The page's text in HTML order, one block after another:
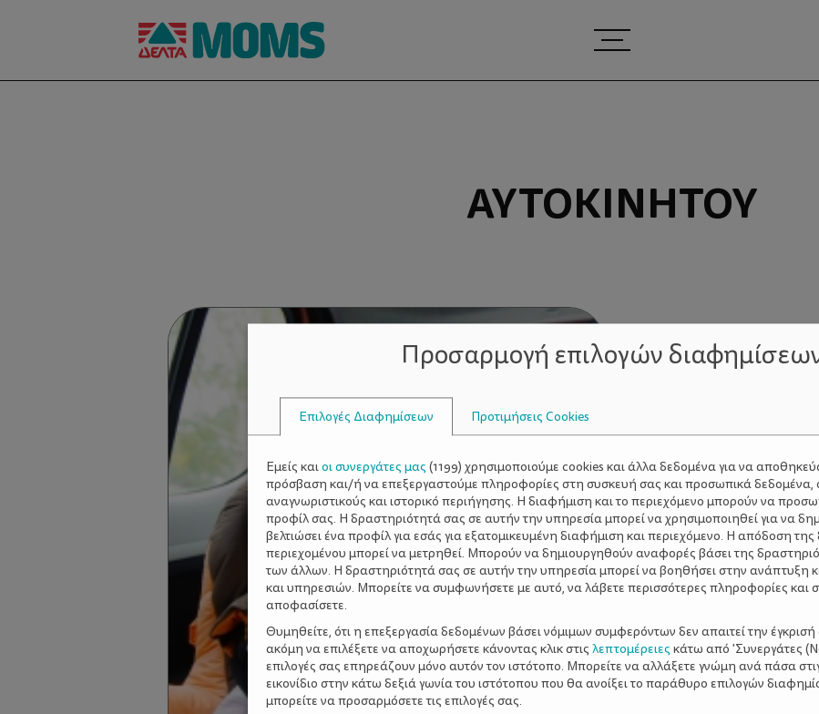
ΑΥΤΟΚΙΝΉΤΟΥ
Προσαρμογή επιλογών
Επιλογές Διαφημίσεων Προτιμήσεις Cookies
Εμείς καιοι συνεργάτες μας (1199) χρησιμοποιούμε cookies και άλλα δεδομένα για να
πρόσβαση και/ή να επεξεργαστούμε πληροφορίες στη συσκευή σας και προσωπικά δεδομένα,
αναγνωριστικούς και ιστορικό περιήγησης. Η διαφήμιση και το περιεχόμενο μπορούν να
προφίλ σας. Η δραστηριότητά σας σε αυτήν την υπηρεσία μπορεί να χρησιμοποιηθεί για να
βελτιώσει ένα προφίλ για εσάς για εξατομικευμένη διαφήμιση και περιεχόμενο. Η απόδοση
περιεχομένου μπορεί να μετρηθεί. Μπορούν να δημιουργηθούν αναφορές βάσει της
των άλλων. Η δραστηριότητά σας σε αυτήν την υπηρεσία μπορεί να βοηθήσει στην ανάπτυξη
και υπηρεσιών. Μπορείτε να συμφωνήσετε με αυτό, να λάβετε περισσότερες πληροφορίες και
αποφασίσετε.
Θυμηθείτε, ότι η επεξεργασία δεδομένων βάσει νόμιμων συμφερόντων δεν απαιτεί την
ακόμη να επιλέξετε να αποχωρήσετε κάνοντας κλικ στις λεπτομέρειες κάτω από 'Συνεργάτες
επιλογές σας επηρεάζουν μόνο αυτόν τον ιστότοπο. Μπορείτε να αλλάξετε γνώμη ανά πάσα
εικονίδιο στην κάτω δεξιά γωνία του ιστότοπου που θα ανοίξει το παράθυρο επιλογών
μπορείτε να προσαρμόσετε τις επιλογές σας.